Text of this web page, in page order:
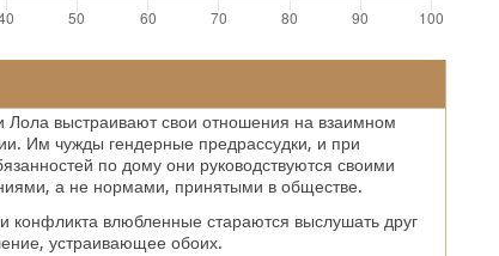
Лола выстраивают свои отношения на взаимном
Им чужды гендерные предрассудки, и при
по дому они руководствуются своими
а не нормами, принятыми в обществе.
конфликта влюбленные стараются выслушать друг
устраивающее обоих.